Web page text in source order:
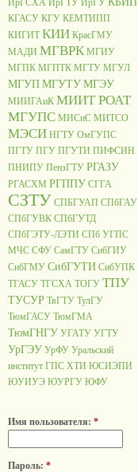
ИрГСХА ИрГТУ ИрГУ
КГАСУ КГУ КЕМТИПП
КИГИТ КИИ КрасГМУ
МАДИ МГВРК МГИУ
МГПК МГПТК МГТУ МГУЛ
МГУПМГУТУМГЭУ
МИИГАиК МИИТ РОАТ
МГУПС МИСиС МИТСО
МЭСИ НГТУ ОмГУПС
ПГТУ ПГУ ПГУТИ ПИФСИН
ПНИПУ ПензГТУ РГАЗУ
РГАСХМ РГППУ СГГА
СЗТУ СПБГУАП СПбГАУ
СПбГУВК СПбГУТД
СПбГЭТУ-ЛЭТИ СПб УГПС
МЧС СФУ СамГТУ СибГИУ
СибГМУ СибГУТИ СибУПК
ТГАСУ ТГСХА ТОГУ ТПУ
ТУСУР ТвГТУ ТулГУ
ТюмГАСУ ТюмГМА
ТюмГНГУ УГАТУ УГТУ
УрГЭУ УрФУ Уральский
институт ГПС ХТИ ЮСИЭПИ
ЮУИУЭ ЮУРГУ ЮФУ
Имя пользователя: *
Пароль: *